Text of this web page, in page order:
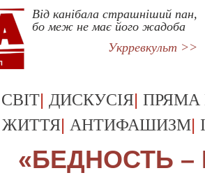
Від канібала страшніший пан,
бо меж не має його жадоба
Укрревкульт >>
СВІТ| ДИСКУСІЯ| ПРЯМА
ЖИТТЯ| АНТИФАШИЗМ|
«БЕДНОСТЬ